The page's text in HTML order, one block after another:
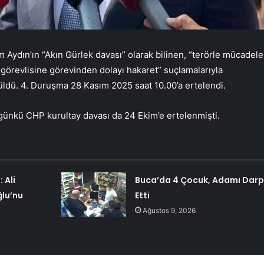
“Akın Gürlek davası” olarak bilinen, “terörle mücadele
görevinden dolayı hakaret” suçlamalarıyla
4. Duruşma 28 Kasım 2025 saat 10.00’a ertelendi.
CHP kurultay davası da 24 Ekim’e ertelenmişti.
Ali
Buca’da 4 Çocuk, Adamı Darp
Etti
Ağustos 9, 2026